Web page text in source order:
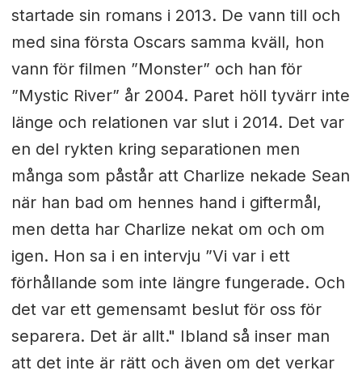
startade sin romans i 2013. De vann till och
med sina första Oscars samma kväll, hon
vann för filmen ”Monster” och han för
”Mystic River” år 2004. Paret höll tyvärr inte
länge och relationen var slut i 2014. Det var
en del rykten kring separationen men
många som påstår att Charlize nekade Sean
när han bad om hennes hand i giftermål,
men detta har Charlize nekat om och om
igen. Hon sa i en intervju ”Vi var i ett
förhållande som inte längre fungerade. Och
det var ett gemensamt beslut för oss för
separera. Det är allt." Ibland så inser man
att det inte är rätt och även om det verkar